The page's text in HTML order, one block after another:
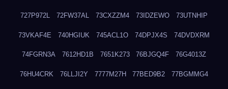
727P972L 72FW37AL 73CXZZM4 73IDZEWO 73UTNHIP
73VKAF4E 740HGIUK 745ACL1O 74DPJX4S 74DVDXRM
74FGRN3A 7612HD1B 7651K273 76BJGQ4F 76G4013Z
76HU4CRK 76LLJI2Y 7777M27H 77BED9B2 77BGMMG4